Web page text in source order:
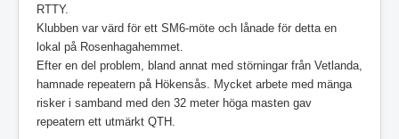
RTTY.
Klubben var värd för ett SM6-möte och lånade för detta en
lokal på Rosenhagahemmet.
Efter en del problem, bland annat med störningar från Vetlanda,
hamnade repeatern på Hökensås. Mycket arbete med mänga
risker i samband med den 32 meter höga masten gav
repeatern ett utmärkt QTH.